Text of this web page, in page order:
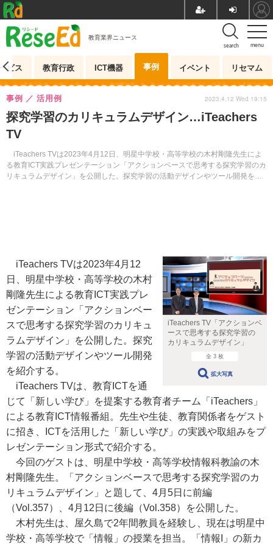
menu
search
教育業界ニュース
ビス 教育行政 ICT機器 事例 イベント リセマム
探究学習のカリキュラムデザイン…iTeachers
TV
iTeachers TVは2023年4月12日、明星中学校・高等学校の木村剛隆先生によ
る教育ICT実践プレゼンテーション「アクションベースで思考する探究学習のカ
リキュラムデザイン」を公開した。探究学習の活動デザインやツール開発を紹
事例 活用例 2023.4.12 Wed 19:15
iTeachers TV「アクションベ
ースで思考する探究学習の
カリキュラムデザイン」
全 3 枚
拡大写真
iTeachers TVは2023年4月12
日、明星中学校・高等学校の木村
剛隆先生による教育ICT実践プレ
ゼンテーション「アクションベー
スで思考する探究学習のカリキュ
ラムデザイン」を公開した。探究
学習の活動デザインやツール開発
を紹介する。
iTeachers TVは、教育ICTを通
じて「新しい学び」を提案する教育者チーム「iTeachers」
による教育ICT情報番組。先生や生徒、教育関係者をゲスト
に招き、ICTを活用した「新しい学び」の実践や取組みをプ
レゼンテーション形式で紹介する。
今回のゲストは、明星中学校・高等学校情報科教諭の木
村剛隆先生。「アクションベースで思考する探究学習のカ
リキュラムデザイン」と題して、4月5日に前編
（Vol.357）、4月12日に後編（Vol.358）を公開した。
木村先生は、屋久島で2年間教員を経験し、現在は明星中
学校・高等学校で「情報」の授業を担当。「情報I」の新カ